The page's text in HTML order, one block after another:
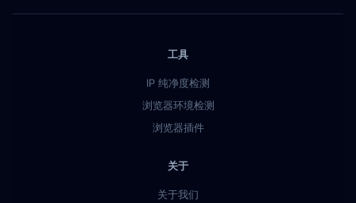
工具
IP 纯净度检测
浏览器环境检测
浏览器插件
关于
关于我们